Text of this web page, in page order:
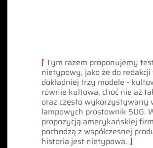
⌈ Tym razem proponujemy
nietypowy, jako że do
dokładniej trzy modele -
równie kultowa, choć nie aż
oraz często wykorzystywany
lampowych prostownik 5UG.
propozycją amerykańskiej
pochodzą z współczesnej
historia jest nietypowa. ⌋